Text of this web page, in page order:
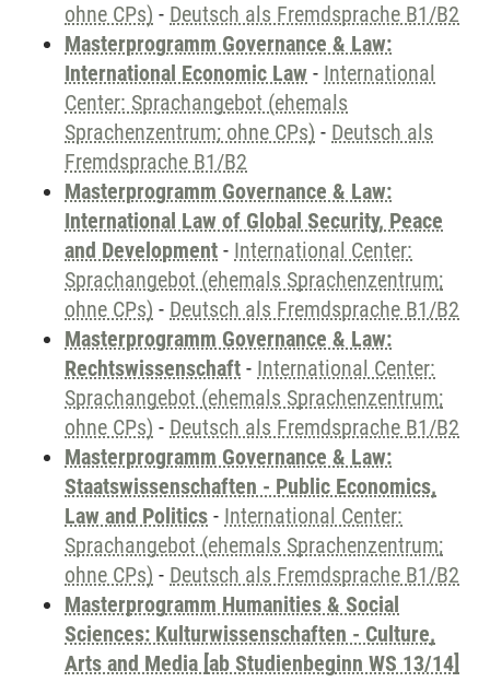
ohne CPs) - Deutsch als Fremdsprache B1/B2
Masterprogramm Governance & Law:
International Economic Law - International
Center: Sprachangebot (ehemals
Sprachenzentrum; ohne CPs) - Deutsch als
Fremdsprache B1/B2
Masterprogramm Governance & Law:
International Law of Global Security, Peace
and Development - International Center:
Sprachangebot (ehemals Sprachenzentrum;
ohne CPs) - Deutsch als Fremdsprache B1/B2
Masterprogramm Governance & Law:
Rechtswissenschaft - International Center:
Sprachangebot (ehemals Sprachenzentrum;
ohne CPs) - Deutsch als Fremdsprache B1/B2
Masterprogramm Governance & Law:
Staatswissenschaften - Public Economics,
Law and Politics - International Center:
Sprachangebot (ehemals Sprachenzentrum;
ohne CPs) - Deutsch als Fremdsprache B1/B2
Masterprogramm Humanities & Social
Sciences: Kulturwissenschaften - Culture,
Arts and Media [ab Studienbeginn WS 13/14]